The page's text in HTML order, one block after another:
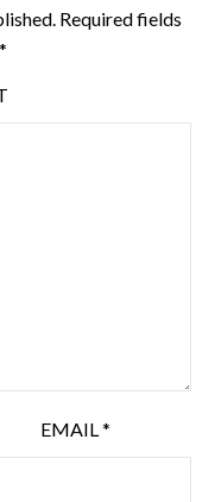
Required fields
*
EMAIL*